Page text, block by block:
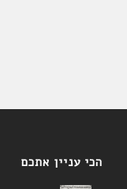
הכי עניין אתכם